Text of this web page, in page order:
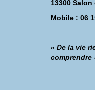
13300 Salon
Mobile : 06
« De la vie
comprendre